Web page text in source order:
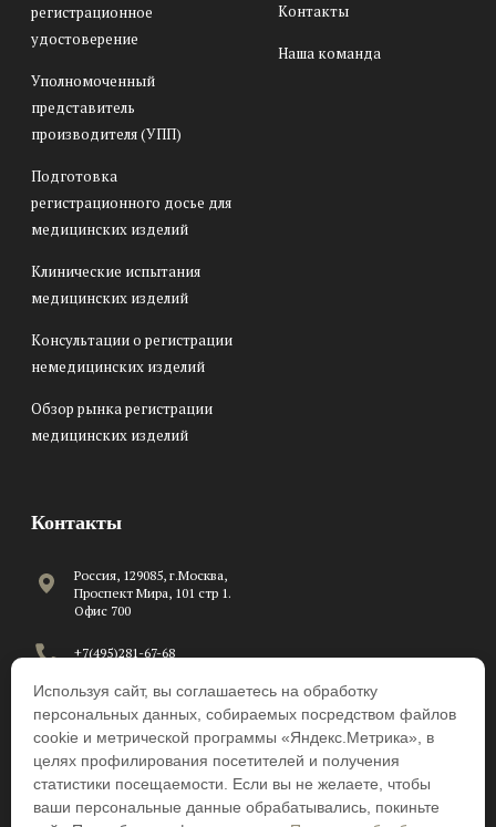
регистрационное
удостоверение
Уполномоченный
представитель
производителя (УПП)
Подготовка
регистрационного досье для
медицинских изделий
Клинические испытания
медицинских изделий
Консультации о регистрации
немедицинских изделий
Обзор рынка регистрации
медицинских изделий
Контакты
Наша команда
Контакты
Россия, 129085, г.Москва,
Проспект Мира, 101 стр 1.
Офис 700
+7(495)281-67-68
C 8:00 до 17:00 по рабочим
дням
info@beawire.com
Используя сайт, вы соглашаетесь на обработку
персональных данных, собираемых посредством файлов
cookie и метрической программы «Яндекс.Метрика», в
целях профилирования посетителей и получения
статистики посещаемости. Если вы не желаете, чтобы
ваши персональные данные обрабатывались, покиньте